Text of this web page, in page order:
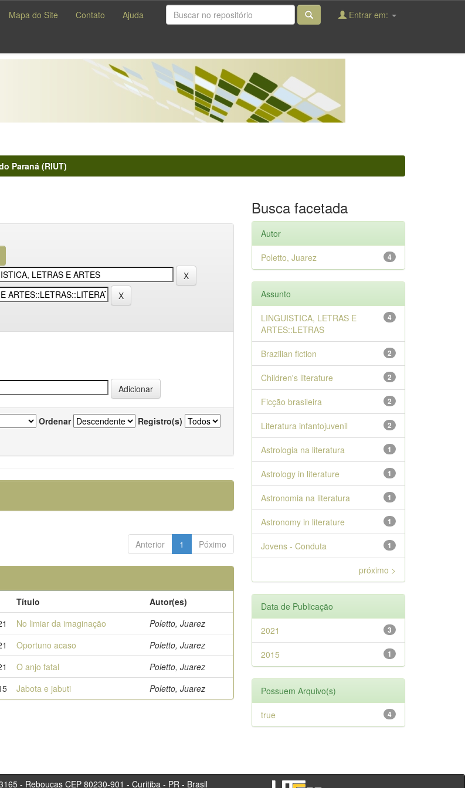
Mapa do Site Contato Ajuda Entrar em:
Paraná (RIUT)
Ordenar Registro(s)
Anterior 1 Póximo
Título
Autor(es)
No limiar da imaginação
Poletto, Juarez
Oportuno acaso
Poletto, Juarez
O anjo fatal
Poletto, Juarez
Jabota e jabuti Poletto, Juarez
Busca facetada
Autor
4
Poletto, Juarez
Assunto
4
LINGUISTICA, LETRAS E
ARTES::LETRAS
2
Brazilian fiction
2
Children's literature
2
Ficção brasileira
2
Literatura infantojuvenil
1
Astrologia na literatura
1
Astrology in literature
1
Astronomia na literatura
1
Astronomy in literature
1
Jovens - Conduta
próximo >
Data de Publicação
3
2021
1
2015
Possuem Arquivo(s)
4
true
- Rebouças CEP 80230-901 - Curitiba - PR - Brasil